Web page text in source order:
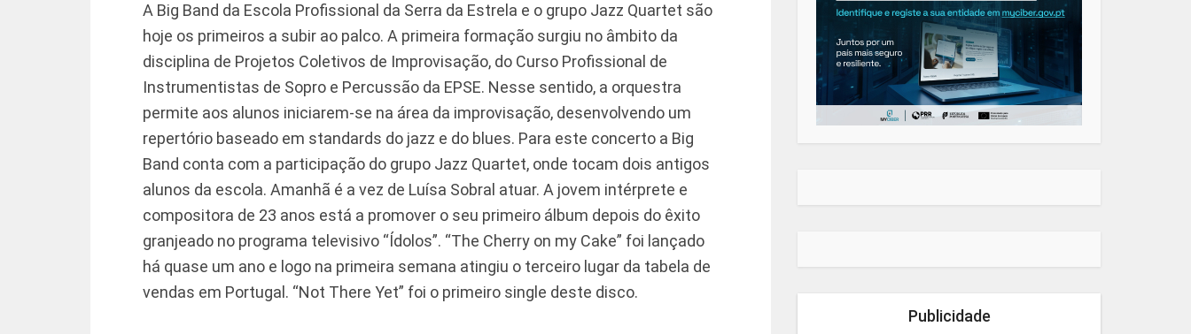
A Big Band da Escola Profissional da Serra da Estrela e o grupo Jazz Quartet são
hoje os primeiros a subir ao palco. A primeira formação surgiu no âmbito da
disciplina de Projetos Coletivos de Improvisação, do Curso Profissional de
Instrumentistas de Sopro e Percussão da EPSE. Nesse sentido, a orquestra
permite aos alunos iniciarem-se na área da improvisação, desenvolvendo um
repertório baseado em standards do jazz e do blues. Para este concerto a Big
Band conta com a participação do grupo Jazz Quartet, onde tocam dois antigos
alunos da escola. Amanhã é a vez de Luísa Sobral atuar. A jovem intérprete e
compositora de 23 anos está a promover o seu primeiro álbum depois do êxito
granjeado no programa televisivo “Ídolos”. “The Cherry on my Cake” foi lançado
há quase um ano e logo na primeira semana atingiu o terceiro lugar da tabela de
vendas em Portugal. “Not There Yet” foi o primeiro single deste disco.
Publicidade